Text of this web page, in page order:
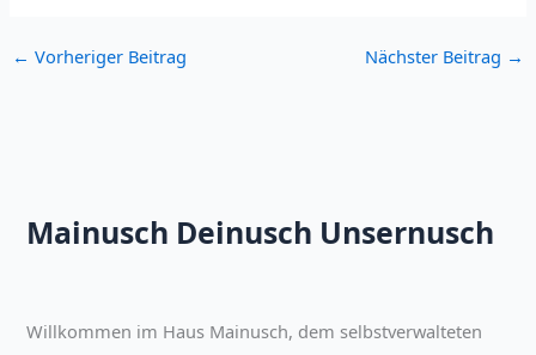
← Vorheriger Beitrag Nächster Beitrag →
Mainusch Deinusch Unsernusch
Willkommen im Haus Mainusch, dem selbstverwalteten